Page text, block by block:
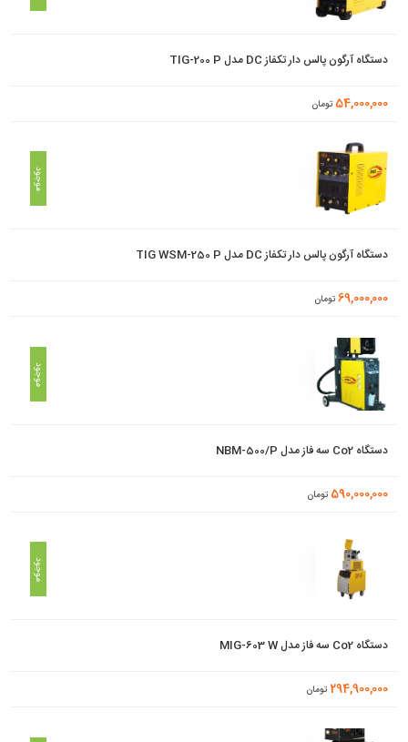
دستگاه آرگون پالس دار تکفاز DC مدل TIG-200 P
54,000,000 تومان
موجود
دستگاه آرگون پالس دار تکفاز DC مدل TIG WSM-250 P
69,000,000 تومان
موجود
دستگاه Co2 سه فاز مدل NBM-500/P
590,000,000 تومان
موجود
دستگاه Co2 سه فاز مدل MIG-603 W
294,900,000 تومان